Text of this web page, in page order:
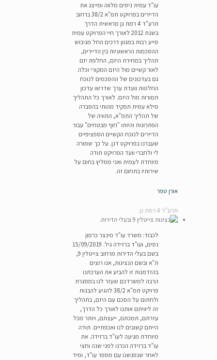
עו"ד עמית ניסים מלווה ומייצג את
הדיירים בפרויקט תמ"א 38/2 ברחוב
תרע"ד 4 רמת גן מראשית הדרך
בשנת 2012 לאורך חיי הפרויקט עמית
סייע רבות במגוון דרכים החל מגיבוש
ההסכמות הראשוניות בין הדיירים,
תהליך במחירת היזם, החלפת יזם
לאור קשיים מול היזם המקורי וכלה
גם בעדכונים של ההסכמים לנוכח
החלטות וועדת ערך שדרשו עדכון
תמורות מול היזם. לאורך כל התהליך
מילא עמית תפקיד מהותי בהסברה
של תהליך התמ"א, התוויה של
הפתרונות והיותו "חוף מבטחים" עבור
הדיירים לנוכח הקשיים הספציפיים
שעברנו בפרויקט דנן. על כך שמורה
לי ולחברי וועד הפרויקט תודה
מיוחדת לעמית ואני ממליץ בחום על
שירותיו בתחום זה.
אורן טפר
תרע"ד 4 רמת גן
לכבוד: משרד עו"ד מינצר כרמון
נסים, ועו"ד ברזידה גיל. 15/09/2019
בשם בעלי הדירות מרחוב צייטלין 9,
ת"א ובשם הנציגות, אנו רוצים
בהזדמנות זו להביע את הערכתנו
הרבה למשרדכם שעזר לנו במסגרת
פרויקט תמ"א 38/2 להגיע להבנות
ולחתום על הסכם עם היזם, בתהליך
זה ליוויתם אותנו לאורך כל הדרך,
עזרתם, תמכתם, ייעצתם, ויותר מכל
הייתם קשובים לנו ואכפתיים. תודה
מיוחדת מגיעה לעו"ד ברזידה. את
עו"ד ברזידה הכרנו לפני שנה וחצי
לאחר שנפגשנו עם מספר עו"ד, ומיד